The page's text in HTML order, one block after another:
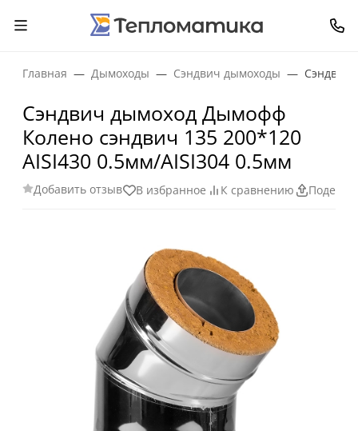
Главная Дымоходы Сэндвич дымоходы Сэндвич
Сэндвич дымоход Дымофф
Колено сэндвич 135 200*120
AISI430 0.5мм/AISI304 0.5мм
Добавить отзыв В избранное К сравнению